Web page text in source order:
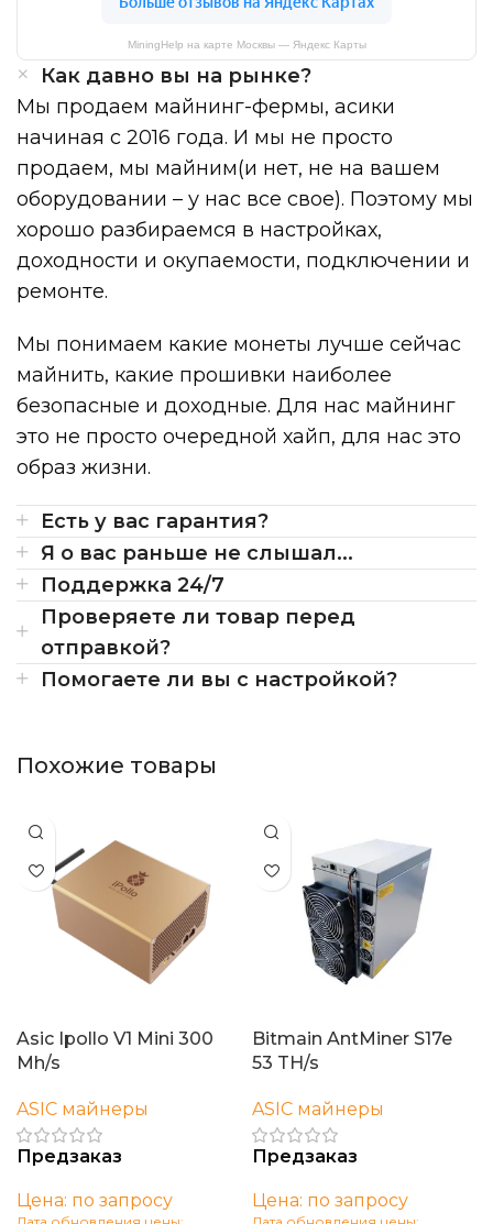
MiningHelp на карте Москвы — Яндекс Карты
Как давно вы на рынке?
Мы продаем майнинг-фермы, асики
начиная с 2016 года. И мы не просто
продаем, мы майним(и нет, не на вашем
оборудовании – у нас все свое). Поэтому мы
хорошо разбираемся в настройках,
доходности и окупаемости, подключении и
ремонте.
Мы понимаем какие монеты лучше сейчас
майнить, какие прошивки наиболее
безопасные и доходные. Для нас майнинг
это не просто очередной хайп, для нас это
образ жизни.
Есть у вас гарантия?
Я о вас раньше не слышал...
Поддержка 24/7
Проверяете ли товар перед
отправкой?
Помогаете ли вы с настройкой?
Похожие товары
Asic Ipollo V1 Mini 300
Mh/s
ASIC майнеры
Предзаказ
Цена: по запросу
Bitmain AntMiner S17e
53 TH/s
ASIC майнеры
Предзаказ
Цена: по запросу